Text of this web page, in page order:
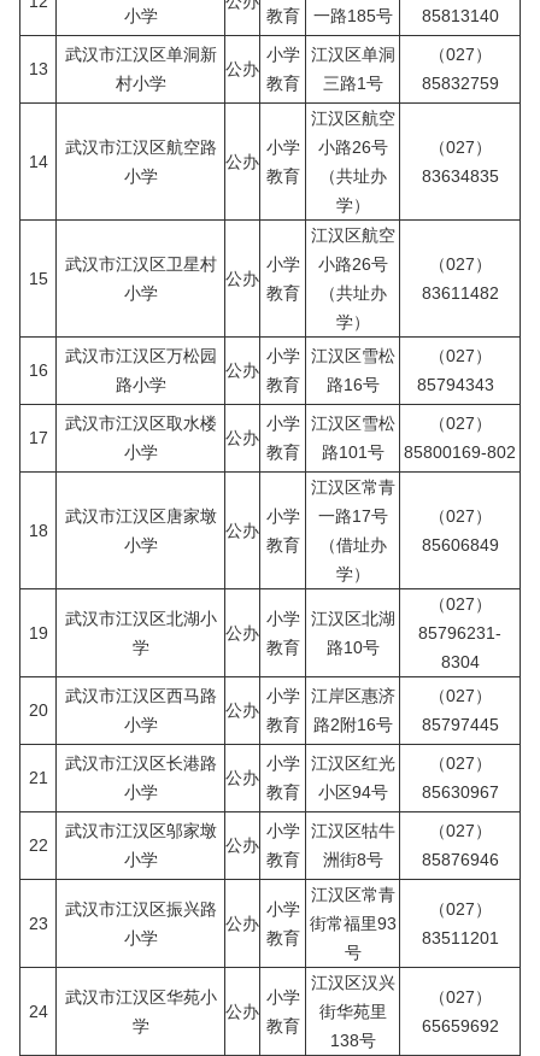
小学 教育 一路185号 85813140
13
武汉市江汉区单洞新
村小学
公办
小学
教育
江汉区单洞
三路1号
（027）
85832759
14
武汉市江汉区航空路
小学
公办
小学
教育
江汉区航空
小路26号
（共址办
学）
（027）
83634835
15
武汉市江汉区卫星村
小学
公办
小学
教育
江汉区航空
小路26号
（共址办
学）
（027）
83611482
16
武汉市江汉区万松园
路小学
公办
小学
教育
江汉区雪松
路16号
（027）
85794343
17
武汉市江汉区取水楼
小学
公办
小学
教育
江汉区雪松
路101号
（027）
85800169-802
18
武汉市江汉区唐家墩
小学
公办
小学
教育
江汉区常青
一路17号
（借址办
学）
（027）
85606849
19
武汉市江汉区北湖小
学
公办
小学
教育
江汉区北湖
路10号
（027）
85796231-
8304
20
武汉市江汉区西马路
小学
公办
小学
教育
江岸区惠济
路2附16号
（027）
85797445
21
武汉市江汉区长港路
小学
公办
小学
教育
江汉区红光
小区94号
（027）
85630967
22
武汉市江汉区邬家墩
小学
公办
小学
教育
江汉区牯牛
洲街8号
（027）
85876946
23
武汉市江汉区振兴路
小学
公办
小学
教育
江汉区常青
街常福里93
号
（027）
83511201
24
武汉市江汉区华苑小
学
公办
小学
教育
江汉区汉兴
街华苑里
138号
（027）
65659692